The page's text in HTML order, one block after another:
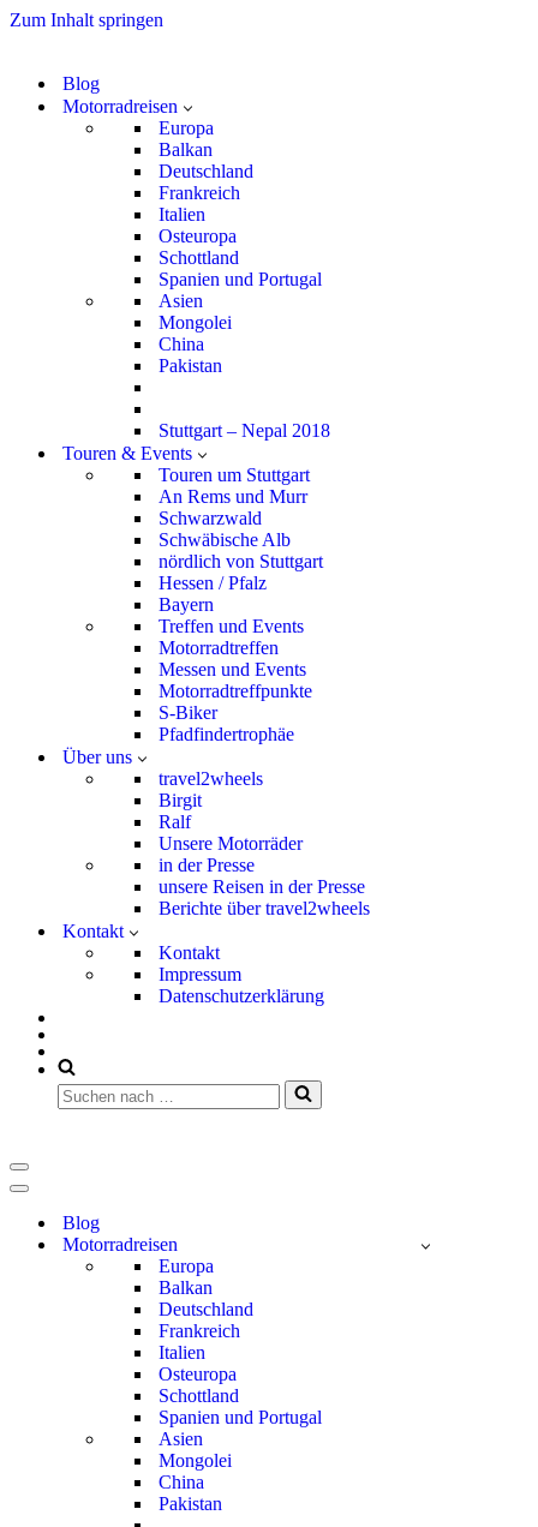
Zum Inhalt springen
Blog
Motorradreisen
Europa
Balkan
Deutschland
Frankreich
Italien
Osteuropa
Schottland
Spanien und Portugal
Asien
Mongolei
China
Pakistan
Stuttgart – Nepal 2018
Touren & Events
Touren um Stuttgart
An Rems und Murr
Schwarzwald
Schwäbische Alb
nördlich von Stuttgart
Hessen / Pfalz
Bayern
Treffen und Events
Motorradtreffen
Messen und Events
Motorradtreffpunkte
S-Biker
Pfadfindertrophäe
Über uns
travel2wheels
Birgit
Ralf
Unsere Motorräder
in der Presse
unsere Reisen in der Presse
Berichte über travel2wheels
Kontakt
Kontakt
Impressum
Datenschutzerklärung
Suchen
nach …
Navigationsmenü
Navigationsmenü
Blog
Motorradreisen
Europa
Balkan
Deutschland
Frankreich
Italien
Osteuropa
Schottland
Spanien und Portugal
Asien
Mongolei
China
Pakistan